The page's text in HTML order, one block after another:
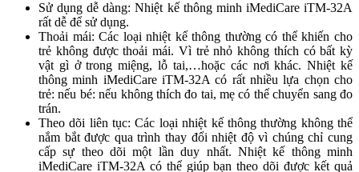
Sử dụng dễ dàng: Nhiệt kế thông minh iMediCare iTM-32A
rất dễ để sử dụng.
Thoải mái: Các loại nhiệt kế thông thường có thể khiến cho
trẻ không được thoải mái. Vì trẻ nhỏ không thích có bất kỳ
vật gì ở trong miệng, lỗ tai,…hoặc các nơi khác. Nhiệt kế
thông minh iMediCare iTM-32A có rất nhiều lựa chọn cho
trẻ: nếu bé: nếu không thích đo tai, mẹ có thể chuyển sang đo
trán.
Theo dõi liên tục: Các loại nhiệt kế thông thường không thể
nắm bắt được qua trình thay đổi nhiệt độ vì chúng chỉ cung
cấp sự theo dõi một lần duy nhất. Nhiệt kế thông minh
iMediCare iTM-32A có thể giúp bạn theo dõi được kết quả